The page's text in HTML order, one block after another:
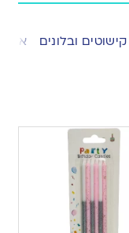
קישוטים ובלונים